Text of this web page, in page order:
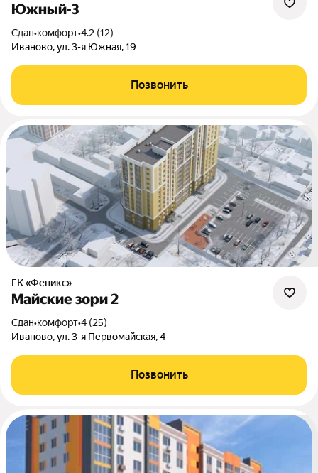
Южный-3
Сдан•комфорт•4.2 (12)
Иваново, ул. 3-я Южная, 19
Позвонить
ГК «Феникс»
Майские зори 2
Сдан•комфорт•4 (25)
Иваново, ул. 3-я Первомайская, 4
Позвонить